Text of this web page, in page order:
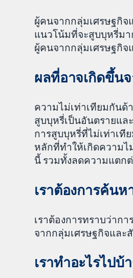
ผู้คนจากกลุ่มเศรษฐกิจ
แนวโน้มที่จะสูบบุหรี่ม
ผู้คนจากกลุ่มเศรษฐกิจ
ผลที่อาจเกิดขึ้น
ความไม่เท่าเทียมกัน
สูบบุหรี่เป็นอันตรายแล
การสูบบุหรี่ที่ไม่เท่าเที
หลักที่ทำให้เกิดความไ
นี้ รวมทั้งลดความแตก
เราต้องการค้นห
เราต้องการทราบว่าก
จากกลุ่มเศรษฐกิจแล
เราทำอะไรไปบ้